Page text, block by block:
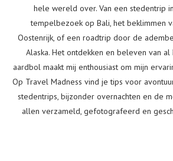
hele wereld over. Van een stedentrip
tempelbezoek op Bali, het beklimmen
Oostenrijk, of een roadtrip door de
Alaska. Het ontdekken en beleven van
aardbol maakt mij enthousiast om mijn
Op Travel Madness vind je tips voor
stedentrips, bijzonder overnachten en de
allen verzameld, gefotografeerd en